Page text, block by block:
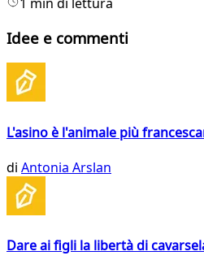
Idee e commenti
L'asino è l'animale più
di Antonia Arslan
Dare ai figli la libertà di